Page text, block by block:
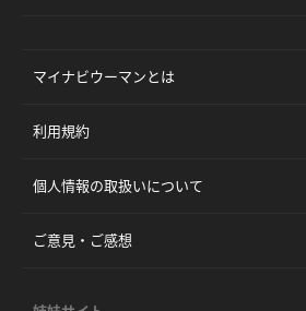
マイナビウーマンとは
利用規約
個人情報の取扱いについて
ご意見・ご感想